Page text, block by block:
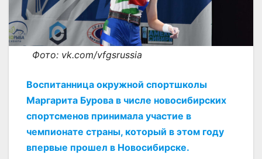
Фото: vk.com/vfgsrussia
Воспитанница окружной спортшколы
Маргарита Бурова в числе новосибирских
спортсменов принимала участие в
чемпионате страны, который в этом году
впервые прошел в Новосибирске.